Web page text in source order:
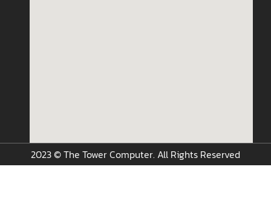
2023 © The Tower Computer. All Rights Reserved